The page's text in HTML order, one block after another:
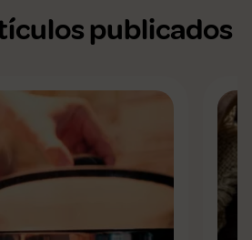
publicados